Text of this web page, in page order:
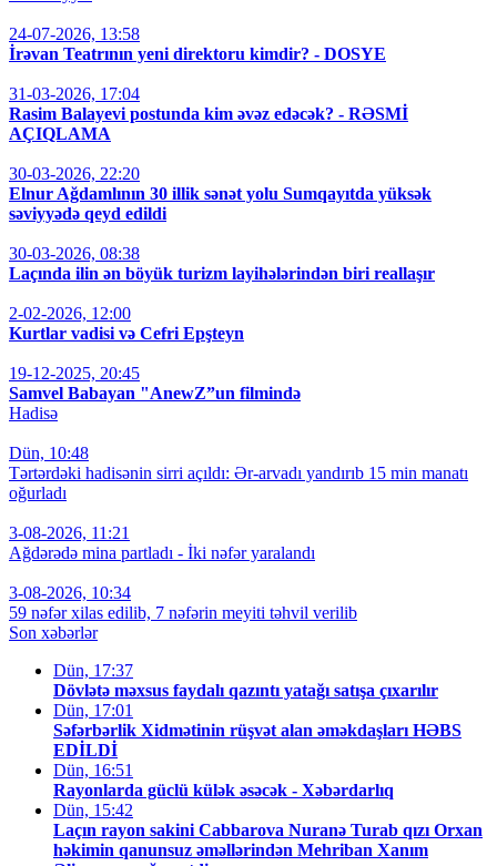
24-07-2026, 13:58
İrəvan Teatrının yeni direktoru kimdir? - DOSYE
31-03-2026, 17:04
Rasim Balayevi postunda kim əvəz edəcək? - RƏSMİ
AÇIQLAMA
30-03-2026, 22:20
Elnur Ağdamlının 30 illik sənət yolu Sumqayıtda yüksək
səviyyədə qeyd edildi
30-03-2026, 08:38
Laçında ilin ən böyük turizm layihələrindən biri reallaşır
2-02-2026, 12:00
Kurtlar vadisi və Cefri Epşteyn
19-12-2025, 20:45
Samvel Babayan "AnewZ”un filmində
Hadisə
Dün, 10:48
Tərtərdəki hadisənin sirri açıldı: Ər-arvadı yandırıb 15 min manatı
oğurladı
3-08-2026, 11:21
Ağdərədə mina partladı - İki nəfər yaralandı
3-08-2026, 10:34
59 nəfər xilas edilib, 7 nəfərin meyiti təhvil verilib
Son xəbərlər
Dün, 17:37
Dövlətə məxsus faydalı qazıntı yatağı satışa çıxarılır
Dün, 17:01
Səfərbərlik Xidmətinin rüşvət alan əməkdaşları HƏBS
EDİLDİ
Dün, 16:51
Rayonlarda güclü külək əsəcək - Xəbərdarlıq
Dün, 15:42
Laçın rayon sakini Cabbarova Nuranə Turab qızı Orxan
həkimin qanunsuz əməllərindən Mehriban Xanım